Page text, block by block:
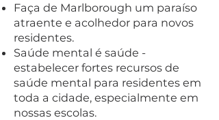
Faça de Marlborough um paraíso
atraente e acolhedor para novos
residentes.
Saúde mental é saúde -
estabelecer fortes recursos de
saúde mental para residentes em
toda a cidade, especialmente em
nossas escolas.